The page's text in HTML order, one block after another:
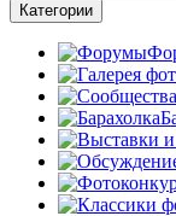
Категории